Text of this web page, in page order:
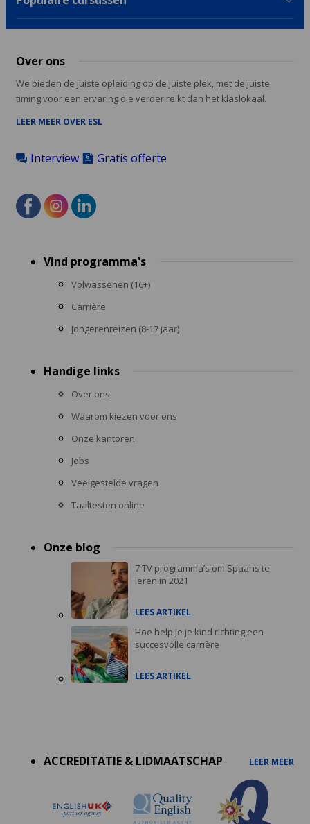
Over ons
We bieden de juiste opleiding op de juiste plek, met de juiste
timing voor een ervaring die verder reikt dan het klaslokaal.
LEER MEER OVER ESL
Interview Gratis offerte
menuVind programma's
Volwassenen (16+)
Carrière
Jongerenreizen (8-17 jaar)
Handige links
Over ons
Waarom kiezen voor ons
Onze kantoren
Jobs
Veelgestelde vragen
Taaltesten online
Onze blog
7 TV programma’s om Spaans te
leren in 2021
LEES ARTIKEL
Hoe help je je kind richting een
succesvolle carrière
LEES ARTIKEL
ACCREDITATIE & LIDMAATSCHAP
LEER MEER